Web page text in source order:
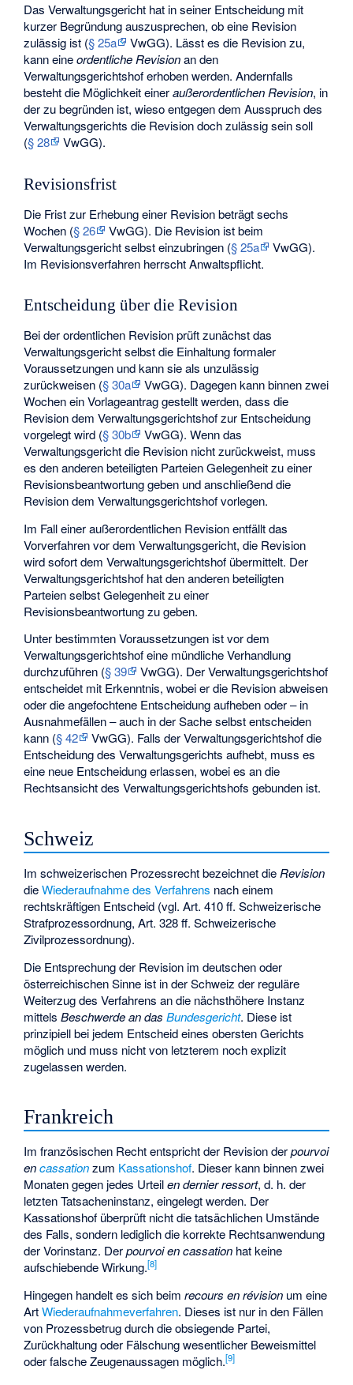
Das Verwaltungsgericht hat in seiner Entscheidung mit
kurzer Begründung auszusprechen, ob eine Revision
zulässig ist (§ 25a VwGG). Lässt es die Revision zu,
kann eineordentliche Revisionan den
Verwaltungsgerichtshof erhoben werden. Andernfalls
besteht die Möglichkeit eineraußerordentlichen Revision, in
der zu begründen ist, wieso entgegen dem Ausspruch des
Verwaltungsgerichts die Revision doch zulässig sein soll
(§ 28 VwGG).
Revisionsfrist
Die Frist zur Erhebung einer Revision beträgt sechs
Wochen (§ 26
VwGG). Die Revision ist beim
Verwaltungsgericht selbst einzubringen (§ 25a
VwGG).
Im Revisionsverfahren herrscht Anwaltspflicht.
Entscheidung über die Revision
Bei der ordentlichen Revision prüft zunächst das
Verwaltungsgericht selbst die Einhaltung formaler
Voraussetzungen und kann sie als unzulässig
zurückweisen (§ 30a
VwGG). Dagegen kann binnen zwei
Wochen ein Vorlageantrag gestellt werden, dass die
Revision dem Verwaltungsgerichtshof zur Entscheidung
vorgelegt wird (§ 30b
VwGG). Wenn das
Verwaltungsgericht die Revision nicht zurückweist, muss
es den anderen beteiligten Parteien Gelegenheit zu einer
Revisionsbeantwortung geben und anschließend die
Revision dem Verwaltungsgerichtshof vorlegen.
Im Fall einer außerordentlichen Revision entfällt das
Vorverfahren vor dem Verwaltungsgericht, die Revision
wird sofort dem Verwaltungsgerichtshof übermittelt. Der
Verwaltungsgerichtshof hat den anderen beteiligten
Parteien selbst Gelegenheit zu einer
Revisionsbeantwortung zu geben.
Unter bestimmten Voraussetzungen ist vor dem
Verwaltungsgerichtshof eine mündliche Verhandlung
durchzuführen (§ 39
VwGG). Der Verwaltungsgerichtshof
entscheidet mit Erkenntnis, wobei er die Revision abweisen
oder die angefochtene Entscheidung aufheben oder – in
Ausnahmefällen – auch in der Sache selbst entscheiden
kann (§ 42
VwGG). Falls der Verwaltungsgerichtshof die
Entscheidung des Verwaltungsgerichts aufhebt, muss es
eine neue Entscheidung erlassen, wobei es an die
Rechtsansicht des Verwaltungsgerichtshofs gebunden ist.
Schweiz
Im schweizerischen Prozessrecht bezeichnet die Revision
dieWiederaufnahme des Verfahrens nach einem
rechtskräftigen Entscheid (vgl. Art. 410 ff. Schweizerische
Strafprozessordnung, Art. 328 ff. Schweizerische
Zivilprozessordnung).
Die Entsprechung der Revision im deutschen oder
österreichischen Sinne ist in der Schweiz der reguläre
Weiterzug des Verfahrens an die nächsthöhere Instanz
mittelsBeschwerde an dasBundesgericht. Diese ist
prinzipiell bei jedem Entscheid eines obersten Gerichts
möglich und muss nicht von letzterem noch explizit
zugelassen werden.
Frankreich
Im französischen Recht entspricht der Revision derpourvoi
encassationzum Kassationshof. Dieser kann binnen zwei
Monaten gegen jedes Urteilen dernier ressort, d. h. der
letzten Tatsacheninstanz, eingelegt werden. Der
Kassationshof überprüft nicht die tatsächlichen Umstände
des Falls, sondern lediglich die korrekte Rechtsanwendung
der Vorinstanz. Derpourvoi en cassation hat keine
aufschiebende Wirkung.[8]
Hingegen handelt es sich beimrecours en révision um eine
ArtWiederaufnahmeverfahren. Dieses ist nur in den Fällen
von Prozessbetrug durch die obsiegende Partei,
Zurückhaltung oder Fälschung wesentlicher Beweismittel
oder falsche Zeugenaussagen möglich.[9]